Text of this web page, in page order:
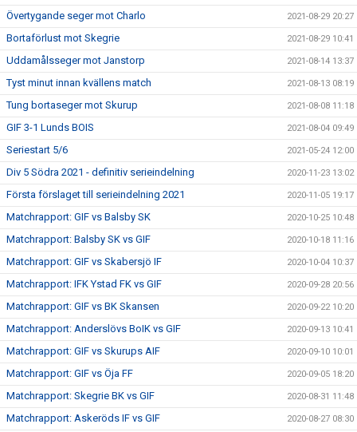
Övertygande seger mot Charlo 2021-08-29 20:27
Bortaförlust mot Skegrie 2021-08-29 10:41
Uddamålsseger mot Janstorp 2021-08-14 13:37
Tyst minut innan kvällens match 2021-08-13 08:19
Tung bortaseger mot Skurup 2021-08-08 11:18
GIF 3-1 Lunds BOIS 2021-08-04 09:49
Seriestart 5/6 2021-05-24 12:00
Div 5 Södra 2021 - definitiv serieindelning 2020-11-23 13:02
Första förslaget till serieindelning 2021 2020-11-05 19:17
Matchrapport: GIF vs Balsby SK 2020-10-25 10:48
Matchrapport: Balsby SK vs GIF 2020-10-18 11:16
Matchrapport: GIF vs Skabersjö IF 2020-10-04 10:37
Matchrapport: IFK Ystad FK vs GIF 2020-09-28 20:56
Matchrapport: GIF vs BK Skansen 2020-09-22 10:20
Matchrapport: Anderslövs BoIK vs GIF 2020-09-13 10:41
Matchrapport: GIF vs Skurups AIF 2020-09-10 10:01
Matchrapport: GIF vs Öja FF 2020-09-05 18:20
Matchrapport: Skegrie BK vs GIF 2020-08-31 11:48
Matchrapport: Askeröds IF vs GIF 2020-08-27 08:30